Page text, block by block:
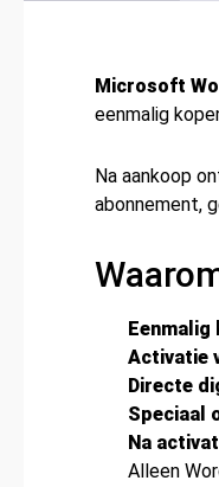
Microsoft
eenmalig
Na aankoop
abonnement,
Eenmalig
Activatie
Directe
Speciaal
Na
Alleen